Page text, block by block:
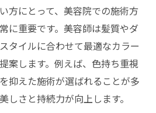
方にとって、美容院での施術方
に重要です。美容師は髪質やダ
タイルに合わせて最適なカラー
案します。例えば、色持ち重視
抑えた施術が選ばれることが多
しさと持続力が向上します。